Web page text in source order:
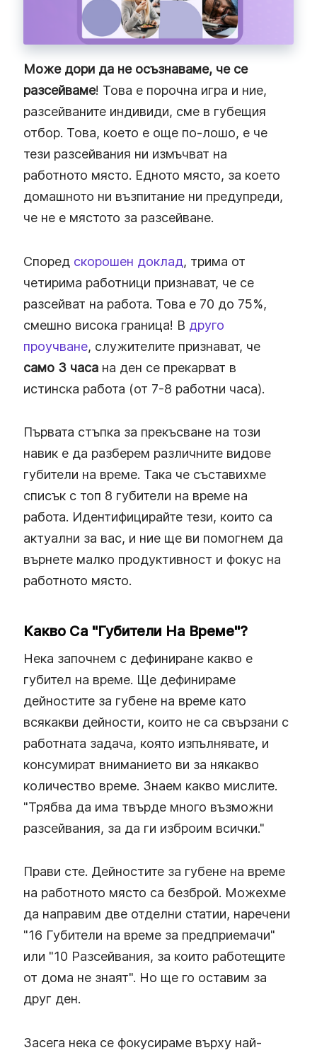
Може дори да не осъзнаваме, че се
разсейваме! Това е порочна игра и ние,
разсейваните индивиди, сме в губещия
отбор. Това, което е още по-лошо, е че
тези разсейвания ни измъчват на
работното място. Едното място, за което
домашното ни възпитание ни предупреди,
че не е мястото за разсейване.
Според скорошен доклад, трима от
четирима работници признават, че се
разсейват на работа. Това е 70 до 75%,
смешно висока граница! В друго
проучване, служителите признават, че
само 3 часа на ден се прекарват в
истинска работа (от 7-8 работни часа).
Първата стъпка за прекъсване на този
навик е да разберем различните видове
губители на време. Така че съставихме
списък с топ 8 губители на време на
работа. Идентифицирайте тези, които са
актуални за вас, и ние ще ви помогнем да
върнете малко продуктивност и фокус на
работното място.
Какво Са "Губители На Време"?
Нека започнем с дефиниране какво е
губител на време. Ще дефинираме
дейностите за губене на време като
всякакви дейности, които не са свързани с
работната задача, която изпълнявате, и
консумират вниманието ви за някакво
количество време. Знаем какво мислите.
"Трябва да има твърде много възможни
разсейвания, за да ги изброим всички."
Прави сте. Дейностите за губене на време
на работното място са безброй. Можехме
да направим две отделни статии, наречени
"16 Губители на време за предприемачи"
или "10 Разсейвания, за които работещите
от дома не знаят". Но ще го оставим за
друг ден.
Засега нека се фокусираме върху най-